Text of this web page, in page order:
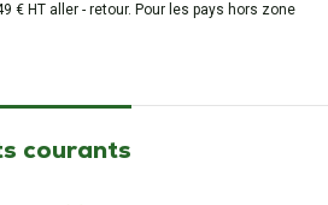
€ HT aller - retour. Pour les pays hors zone
courants